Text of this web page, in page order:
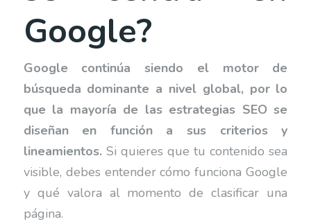
Google?
Google continúa siendo el motor de
búsqueda dominante a nivel global, por lo
que la mayoría de las estrategias SEO se
diseñan en función a sus criterios y
lineamientos.Si quieres que tu contenido sea
visible, debes entender cómo funciona Google
y qué valora al momento de clasificar una
página.